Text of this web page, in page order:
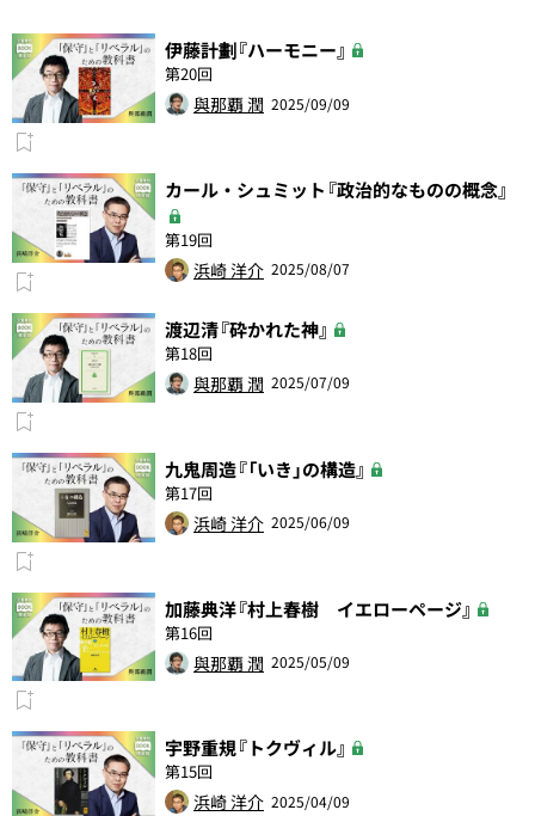
伊藤計劃『ハーモニー』
第20回
與那覇 潤 2025/09/09
カール・シュミット『政治的なものの概念』
第19回
浜崎 洋介 2025/08/07
渡辺清『砕かれた神』
第18回
與那覇 潤 2025/07/09
九鬼周造『「いき」の構造』
第17回
浜崎 洋介 2025/06/09
加藤典洋『村上春樹 イエローページ』
第16回
與那覇 潤 2025/05/09
宇野重規『トクヴィル』
第15回
浜崎 洋介 2025/04/09